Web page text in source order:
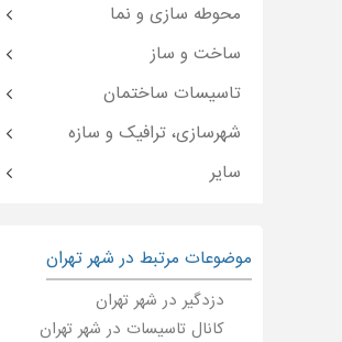
محوطه سازی و نما
ساخت و ساز
تاسیسات ساختمان
شهرسازی، ترافیک و سازه
سایر
موضوعات مرتبط در شهر تهران
دزدگیر در شهر تهران
کانال تاسیسات در شهر تهران